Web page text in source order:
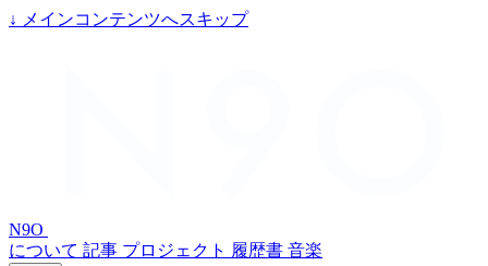
↓ メインコンテンツへスキップ
N9O
について 記事 プロジェクト 履歴書 音楽